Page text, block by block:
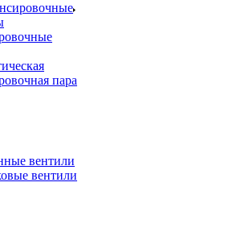
пара
вентили
вентили